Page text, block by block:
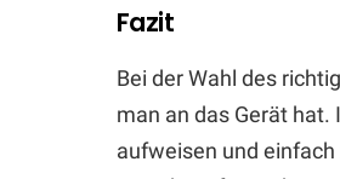
Fazit
Bei der Wahl des
man an das Gerät
aufweisen und